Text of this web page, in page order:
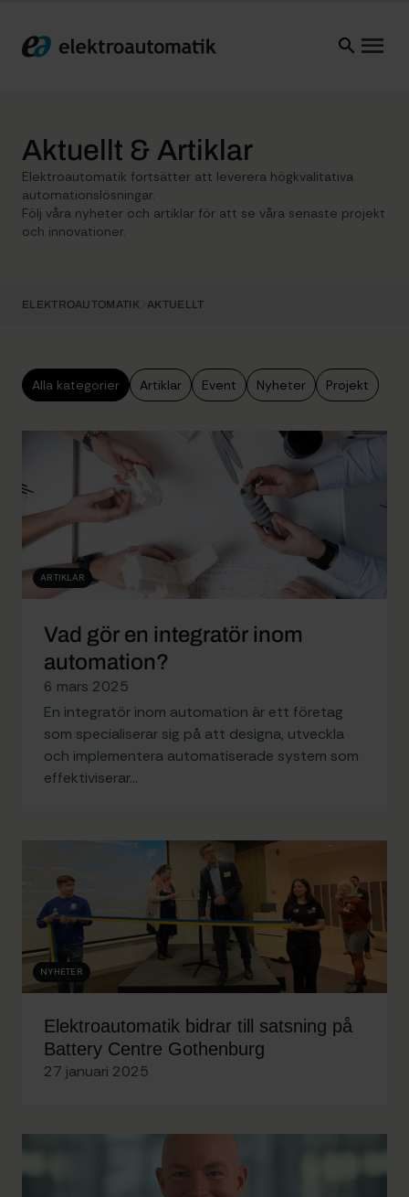
Elektroautomatik
Aktuellt & Artiklar
Elektroautomatik fortsätter att leverera högkvalitativa
automationslösningar.
Följ våra nyheter och artiklar för att se våra senaste projekt
och innovationer.
ELEKTROAUTOMATIK AKTUELLT
Alla kategorier Artiklar Event Nyheter Projekt
ARTIKLAR
Vad gör en integratör inom
automation?
6 mars 2025
En integratör inom automation är ett företag
som specialiserar sig på att designa, utveckla
och implementera automatiserade system som
effektiviserar…
NYHETER
Elektroautomatik bidrar till satsning på
Battery Centre Gothenburg
27 januari 2025